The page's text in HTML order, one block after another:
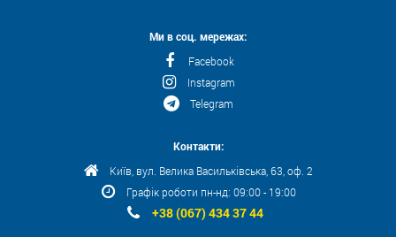
Ми в соц. мережах:
Facebook
Instagram
Telegram
Контакти:
Київ, вул. Велика Васильківська, 63, оф. 2
Графік роботи пн-нд: 09:00 - 19:00
+38 (067) 434 37 44